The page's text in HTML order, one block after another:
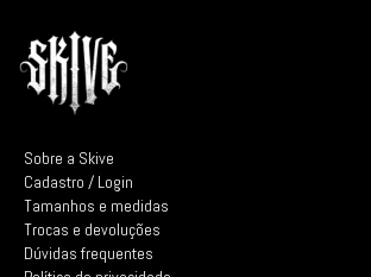
Sobre a Skive
Cadastro / Login
Tamanhos e medidas
Trocas e devoluções
Dúvidas frequentes